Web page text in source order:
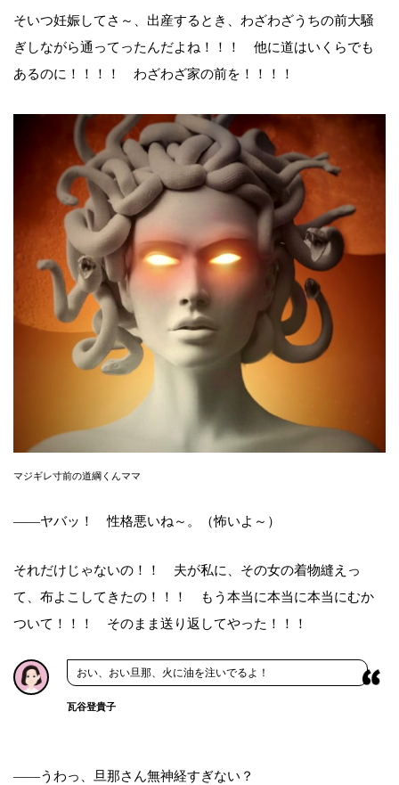
そいつ妊娠してさ～、出産するとき、わざわざうちの前大騒
ぎしながら通ってったんだよね！！！ 他に道はいくらでも
あるのに！！！！ わざわざ家の前を！！！！
マジギレ寸前の道綱くんママ
――ヤバッ！ 性格悪いね～。（怖いよ～）
それだけじゃないの！！ 夫が私に、その女の着物縫えっ
て、布よこしてきたの！！！ もう本当に本当に本当にむか
ついて！！！ そのまま送り返してやった！！！
おい、おい旦那、火に油を注いでるよ！
瓦谷登貴子
――うわっ、旦那さん無神経すぎない？